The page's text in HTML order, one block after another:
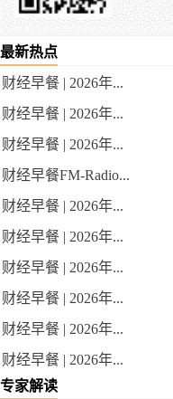
最新热点
财经早餐 | 2026年...
财经早餐 | 2026年...
财经早餐 | 2026年...
财经早餐FM-Radio...
财经早餐 | 2026年...
财经早餐 | 2026年...
财经早餐 | 2026年...
财经早餐 | 2026年...
财经早餐 | 2026年...
财经早餐 | 2026年...
专家解读